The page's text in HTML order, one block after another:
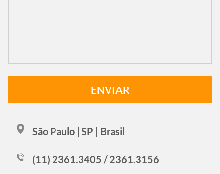
São Paulo | SP | Brasil
(11) 2361.3405 / 2361.3156